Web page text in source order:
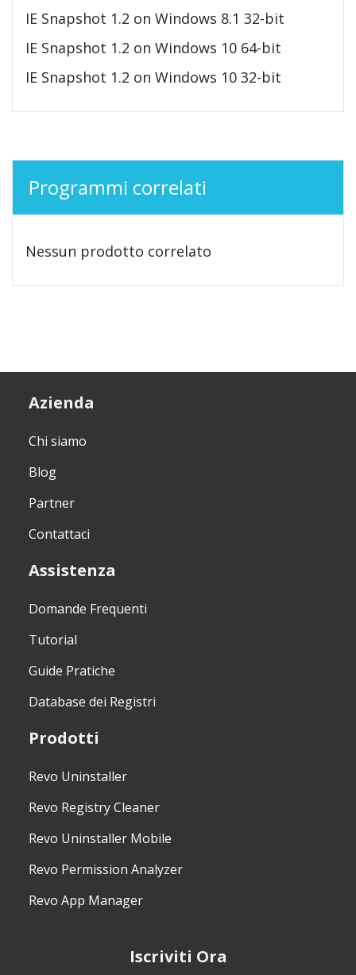
IE Snapshot 1.2 on Windows 8.1 32-bit
IE Snapshot 1.2 on Windows 10 64-bit
IE Snapshot 1.2 on Windows 10 32-bit
Programmi correlati
Nessun prodotto correlato
Azienda
Chi siamo
Blog
Partner
Contattaci
Assistenza
Domande Frequenti
Tutorial
Guide Pratiche
Database dei Registri
Prodotti
Revo Uninstaller
Revo Registry Cleaner
Revo Uninstaller Mobile
Revo Permission Analyzer
Revo App Manager
Iscriviti Ora